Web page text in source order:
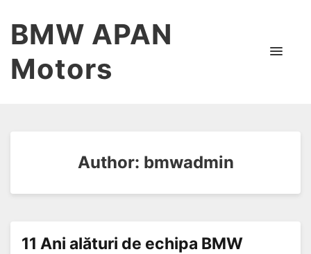
BMW APAN
Motors
Author: bmwadmin
11 Ani alături de echipa BMW